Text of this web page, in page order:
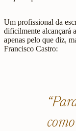
Um profissional da
dificilmente alcançará
apenas pelo que diz,
Francisco Castro: